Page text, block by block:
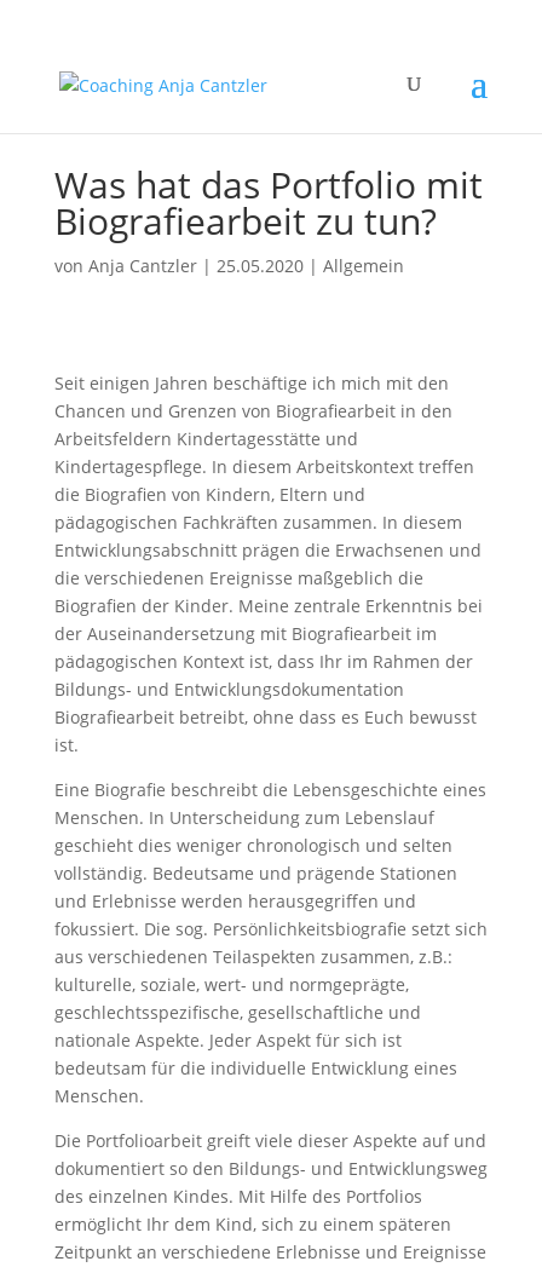
Was hat das Portfolio mit
Biografiearbeit zu tun?
von Anja Cantzler| 25.05.2020| Allgemein
Seit einigen Jahren beschäftige ich mich mit den
Chancen und Grenzen von Biografiearbeit in den
Arbeitsfeldern Kindertagesstätte und
Kindertagespflege. In diesem Arbeitskontext treffen
die Biografien von Kindern, Eltern und
pädagogischen Fachkräften zusammen. In diesem
Entwicklungsabschnitt prägen die Erwachsenen und
die verschiedenen Ereignisse maßgeblich die
Biografien der Kinder. Meine zentrale Erkenntnis bei
der Auseinandersetzung mit Biografiearbeit im
pädagogischen Kontext ist, dass Ihr im Rahmen der
Bildungs- und Entwicklungsdokumentation
Biografiearbeit betreibt, ohne dass es Euch bewusst
ist.
Eine Biografie beschreibt die Lebensgeschichte eines
Menschen. In Unterscheidung zum Lebenslauf
geschieht dies weniger chronologisch und selten
vollständig. Bedeutsame und prägende Stationen
und Erlebnisse werden herausgegriffen und
fokussiert. Die sog. Persönlichkeitsbiografie setzt sich
aus verschiedenen Teilaspekten zusammen, z.B.:
kulturelle, soziale, wert- und normgeprägte,
geschlechtsspezifische, gesellschaftliche und
nationale Aspekte. Jeder Aspekt für sich ist
bedeutsam für die individuelle Entwicklung eines
Menschen.
Die Portfolioarbeit greift viele dieser Aspekte auf und
dokumentiert so den Bildungs- und Entwicklungsweg
des einzelnen Kindes. Mit Hilfe des Portfolios
ermöglicht Ihr dem Kind, sich zu einem späteren
Zeitpunkt an verschiedene Erlebnisse und Ereignisse